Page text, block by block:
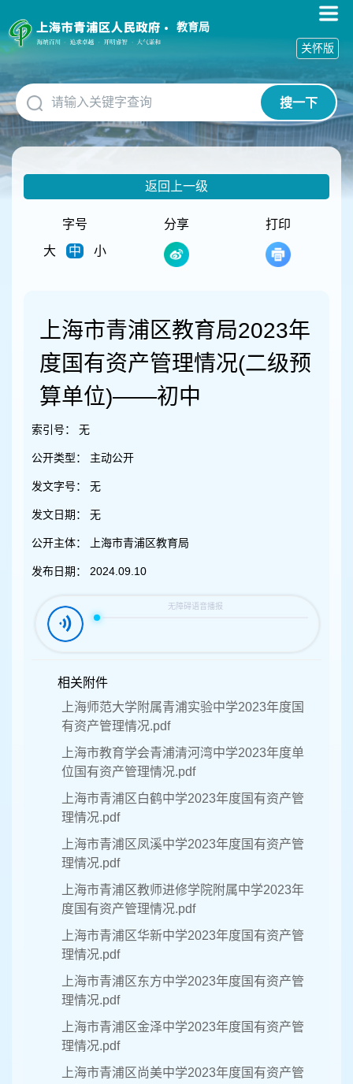
障
碍
作
说
明
跳
到
网
教育局
搜一下
关怀版
返回上一级
字号
大
中 小
分享 打印
上海市青浦区教育局2023年
度国有资产管理情况(二级预
算单位)——初中
索引号： 无
公开类型： 主动公开
发文字号： 无
发文日期： 无
公开主体： 上海市青浦区教育局
发布日期： 2024.09.10
相关附件
上海师范大学附属青浦实验中学2023年度国
有资产管理情况.pdf
上海市教育学会青浦清河湾中学2023年度单
位国有资产管理情况.pdf
上海市青浦区白鹤中学2023年度国有资产管
理情况.pdf
上海市青浦区凤溪中学2023年度国有资产管
理情况.pdf
上海市青浦区教师进修学院附属中学2023年
度国有资产管理情况.pdf
上海市青浦区华新中学2023年度国有资产管
理情况.pdf
上海市青浦区东方中学2023年度国有资产管
理情况.pdf
上海市青浦区金泽中学2023年度国有资产管
理情况.pdf
上海市青浦区尚美中学2023年度国有资产管